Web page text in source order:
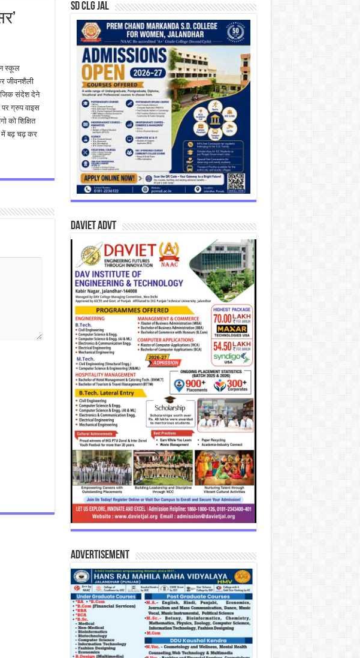
स्कूल
जीवनशैली
संदेश देने
ग्रुप वाइस
को शिक्षित
में बढ़ चढ़ कर
SD CLG JAL
DAVIET Advt
Advertisement